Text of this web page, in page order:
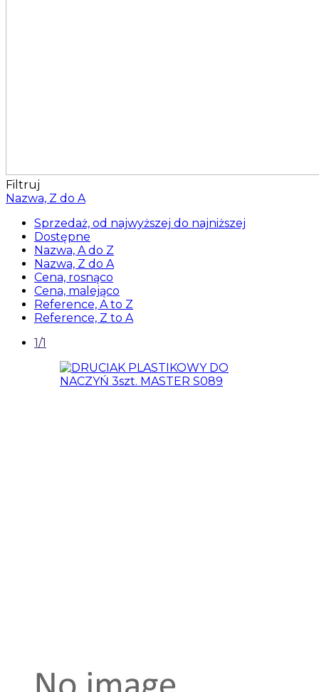
Filtruj
Nazwa, Z do A
Sprzedaż, od najwyższej do najniższej
Dostępne
Nazwa, A do Z
Nazwa, Z do A
Cena, rosnąco
Cena, malejąco
Reference, A to Z
Reference, Z to A
1/1